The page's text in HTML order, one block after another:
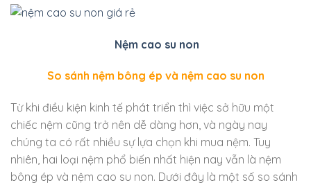
Nệm cao su non
So sánh nệm bông ép và nệm cao su non
Từ khi điều kiện kinh tế phát triển thì việc sở hữu một
chiếc nệm cũng trở nên dễ dàng hơn, và ngày nay
chúng ta có rất nhiều sự lựa chọn khi mua nệm. Tuy
nhiên, hai loại nệm phổ biến nhất hiện nay vẫn là nệm
bông ép và nệm cao su non. Dưới đây là một số so sánh